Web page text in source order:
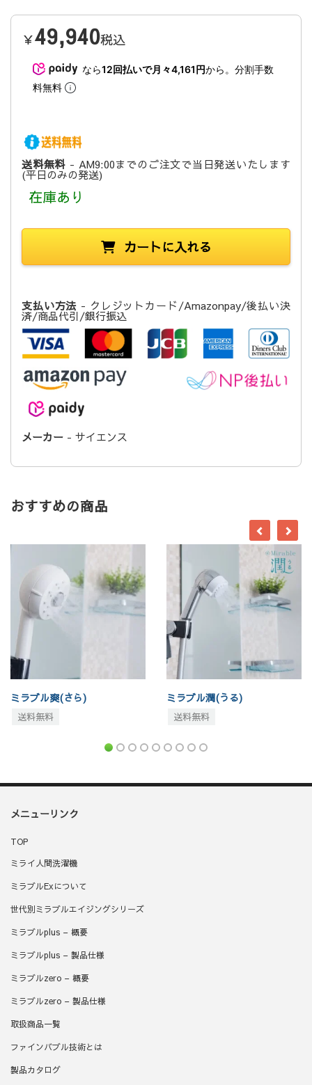
￥49,940税込
なら12回払いで月々4,161円から。分割手数
料無料
送料無料 - AM9:00までのご注文で当日発送いたします
(平日のみの発送)
在庫あり
カートに入れる
支払い方法 - クレジットカード/Amazonpay/後払い決
済/商品代引/銀行振込
メーカー - サイエンス
おすすめの商品
(うる)
メニューリンク
TOP
ミライ人間洗濯機
ミラブルExについて
世代別ミラブルエイジングシリーズ
ミラブルplus – 概要
ミラブルplus – 製品仕様
ミラブルzero – 概要
ミラブルzero – 製品仕様
取扱商品一覧
ファインバブル技術とは
製品カタログ